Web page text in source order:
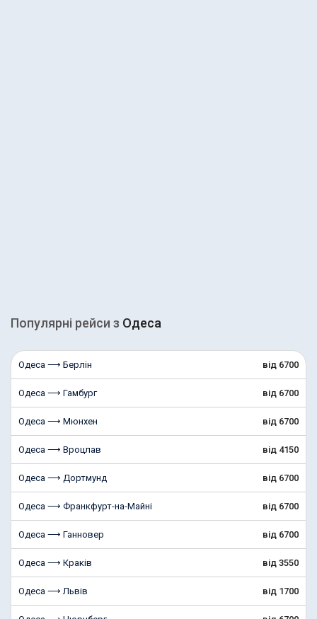
Популярні рейcи з Одеса
Одеса ⟶ Берлін від 6700
Одеса ⟶ Гамбург від 6700
Одеса ⟶ Мюнхен від 6700
Одеса ⟶ Вроцлав від 4150
Одеса ⟶ Дортмунд від 6700
Одеса ⟶ Франкфурт-на-Майні від 6700
Одеса ⟶ Ганновер від 6700
Одеса ⟶ Краків від 3550
Одеса ⟶ Львів від 1700